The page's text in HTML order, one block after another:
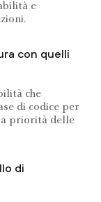
e
con quelli
che
di codice per
priorità delle
di